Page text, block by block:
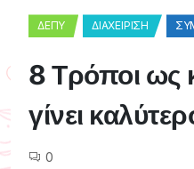
ΔΕΠΥ ΔΙΑΧΕΊΡΙΣΗ
8 Τρόποι ως
γίνει
0